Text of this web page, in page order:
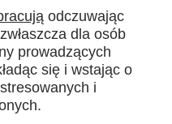
odczuwając
dla osób
prowadzących
się i wstając o
i